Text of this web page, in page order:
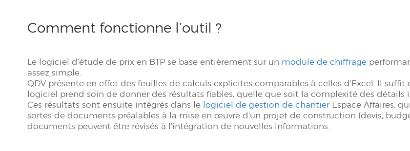
Comment fonctionne l’outil ?
Le logiciel d’étude de prix en BTP se base entièrement sur un module de chiffrage
assez simple.
QDV présente en effet des feuilles de calculs explicites comparables à celles d’Excel. Il
logiciel prend soin de donner des résultats fiables, quelle que soit la complexité des détails
Ces résultats sont ensuite intégrés dans le logiciel de gestion de chantierEspace Affaires,
sortes de documents préalables à la mise en œuvre d’un projet de construction (devis,
documents peuvent être révisés à l’intégration de nouvelles informations.